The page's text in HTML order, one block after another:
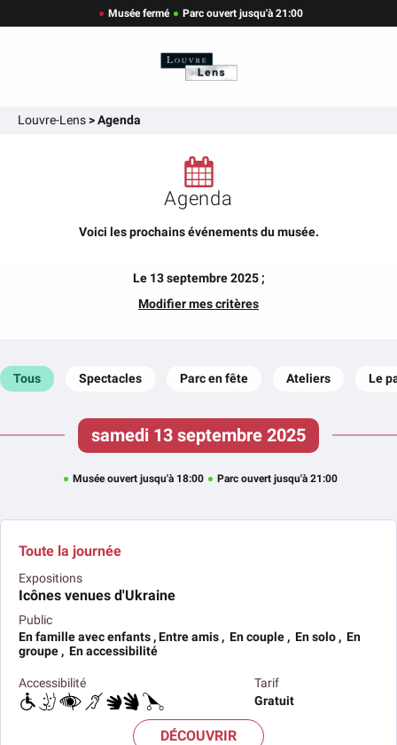
Musée fermé Parc ouvert jusqu'à 21:00
Louvre-Lens>Agenda
Agenda
Voici les prochains événements du musée.
Le 13 septembre 2025 ;
Modifier mes critères
Tous Spectacles Parc en fête Ateliers Le
samedi 13 septembre 2025
Musée ouvert jusqu'à 18:00 Parc ouvert jusqu'à 21:00
Toute la journée
Expositions
Icônes venues d'Ukraine
Public
En famille avec enfants , Entre amis , En couple , En solo , En
groupe , En accessibilité
Tarif
Gratuit
Accessibilité
DÉCOUVRIR